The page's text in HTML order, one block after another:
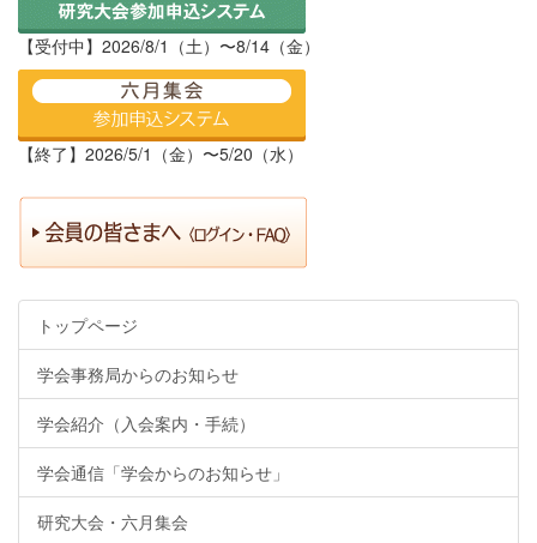
【受付中】2026/8/1（土）〜8/14（金）
【終了】2026/5/1（金）〜5/20（水）
トップページ
学会事務局からのお知らせ
学会紹介（入会案内・手続）
学会通信「学会からのお知らせ」
研究大会・六月集会